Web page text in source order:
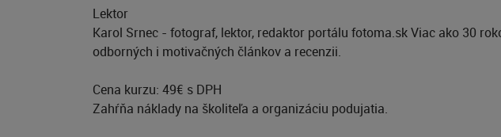
Lektor
Karol Srnec - fotograf, lektor, redaktor portálu fotoma.sk Viac ako 30
odborných i motivačných článkov a recenzii.
Cena kurzu: 49€ s DPH
Zahŕňa náklady na školiteľa a organizáciu podujatia.